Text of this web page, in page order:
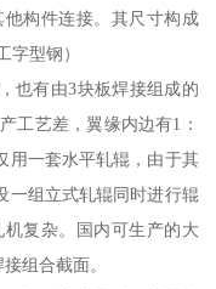
构件连接。其尺寸构成
字型钢）
也有由3块板焊接组成的
工艺差，翼缘内边有1：
用一套水平轧辊，由于其
一组立式轧辊同时进行辊
复杂。国内可生产的大
组合截面。